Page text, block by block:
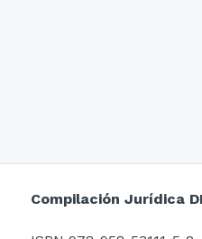
Compilación Jurídica